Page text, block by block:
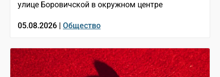
улице Боровичской в окружном центре
05.08.2026 | Общество